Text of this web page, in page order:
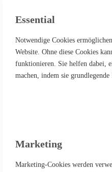
ASUS
Essential
Notwendige Cookies
Website. Ohne diese Cookies
funktionieren. Sie helfen dabei,
machen, indem sie
Marketing
Marketing-Cookies werden